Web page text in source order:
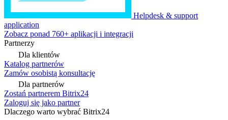
Helpdesk & support
application
Zobacz ponad 760+ aplikacji i integracji
Partnerzy
Dla klientów
Katalog partnerów
Zamów osobistą konsultację
Dla partnerów
Zostań partnerem Bitrix24
Zaloguj się jako partner
Dlaczego warto wybrać Bitrix24